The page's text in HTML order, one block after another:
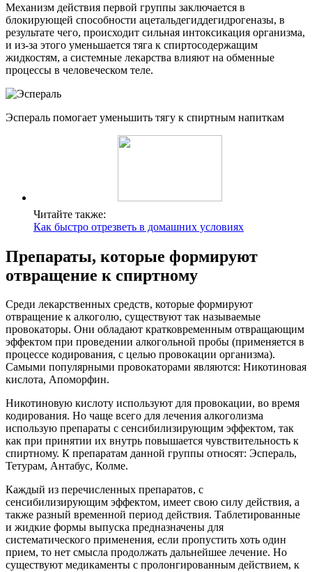
Механизм действия первой группы заключается в
блокирующей способности ацетальдегиддегидрогеназы, в
результате чего, происходит сильная интоксикация организма,
и из-за этого уменьшается тяга к спиртосодержащим
жидкостям, а системные лекарства влияют на обменные
процессы в человеческом теле.
Эспераль помогает уменьшить тягу к спиртным напиткам
Читайте также:
Как быстро отрезветь в домашних условиях
Препараты, которые формируют
отвращение к спиртному
Среди лекарственных средств, которые формируют
отвращение к алкоголю, существуют так называемые
провокаторы. Они обладают кратковременным отвращающим
эффектом при проведении алкогольной пробы (применяется в
процессе кодирования, с целью провокации организма).
Самыми популярными провокаторами являются: Никотиновая
кислота, Апоморфин.
Никотиновую кислоту используют для провокации, во время
кодирования. Но чаще всего для лечения алкоголизма
использую препараты с сенсибилизирующим эффектом, так
как при принятии их внутрь повышается чувствительность к
спиртному. К препаратам данной группы относят: Эспераль,
Тетурам, Антабус, Колме.
Каждый из перечисленных препаратов, с
сенсибилизирующим эффектом, имеет свою силу действия, а
также разный временной период действия. Таблетированные
и жидкие формы выпуска предназначены для
систематического применения, если пропустить хоть один
прием, то нет смысла продолжать дальнейшее лечение. Но
существуют медикаменты с пролонгированным действием, к